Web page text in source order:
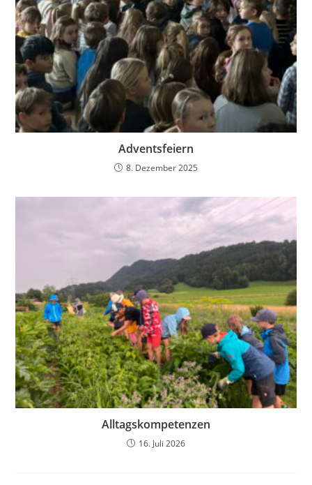
Adventsfeiern
8. Dezember 2025
Alltagskompetenzen
16. Juli 2026